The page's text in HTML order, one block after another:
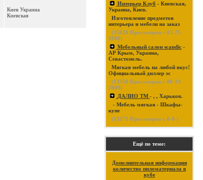
Киев Украина
Киевская
Интерьер Клуб - Киевская,
Украина, Киев.
Изготовление предметов
интерьера и мебели на заказ
(15020 Просмотров с 03-25-
2008)
Мебельный салон scandic -
АР Крым, Украина,
Севастополь.
Мягкая мебель на любой вкус!
Официальный диллер эс
(13350 Просмотров с 06-19-
2008)
ДАЛИО ТМ - , , Харьков.
- Мебель мягкая - Шкафы-
купе
(13275 Просмотров с 0-0-)
Ещё по теме:
Дополнительная информация
количество пиломатериала в
кубе